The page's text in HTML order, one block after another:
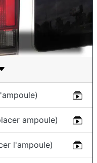
ampoule)
l'ampoule)